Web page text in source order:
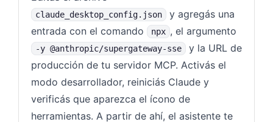
claude_desktop_config.json
y agregás una
entrada con el comando
npx , el argumento
-y @anthropic/supergateway-sse
y la URL de
producción de tu servidor MCP. Activás el
modo desarrollador, reiniciás Claude y
verificás que aparezca el ícono de
herramientas. A partir de ahí, el asistente te